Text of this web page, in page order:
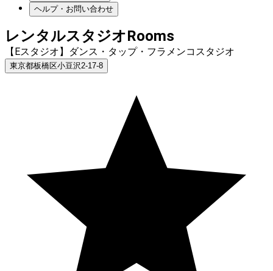
ヘルプ・お問い合わせ
レンタルスタジオRooms
【Eスタジオ】ダンス・タップ・フラメンコスタジオ
東京都板橋区小豆沢2-17-8